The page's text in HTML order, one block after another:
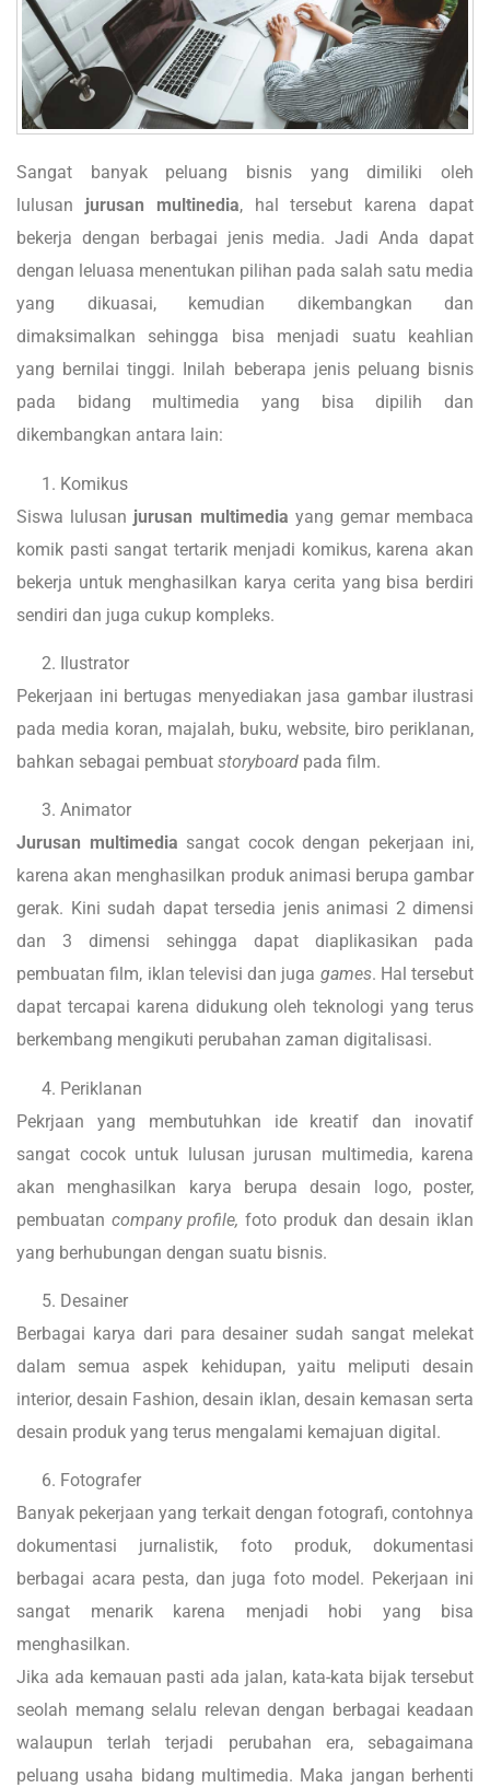
Sangat banyak peluang bisnis yang dimiliki oleh
lulusan jurusan multinedia, hal tersebut karena dapat
bekerja dengan berbagai jenis media. Jadi Anda dapat
dengan leluasa menentukan pilihan pada salah satu media
yang dikuasai, kemudian dikembangkan dan
dimaksimalkan sehingga bisa menjadi suatu keahlian
yang bernilai tinggi. Inilah beberapa jenis peluang bisnis
pada bidang multimedia yang bisa dipilih dan
dikembangkan antara lain:
Komikus
Siswa lulusan jurusan multimedia yang gemar membaca
komik pasti sangat tertarik menjadi komikus, karena akan
bekerja untuk menghasilkan karya cerita yang bisa berdiri
sendiri dan juga cukup kompleks.
Ilustrator
Pekerjaan ini bertugas menyediakan jasa gambar ilustrasi
pada media koran, majalah, buku, website, biro periklanan,
bahkan sebagai pembuat storyboard pada film.
Animator
Jurusan multimedia sangat cocok dengan pekerjaan ini,
karena akan menghasilkan produk animasi berupa gambar
gerak. Kini sudah dapat tersedia jenis animasi 2 dimensi
dan 3 dimensi sehingga dapat diaplikasikan pada
pembuatan film, iklan televisi dan juga games. Hal tersebut
dapat tercapai karena didukung oleh teknologi yang terus
berkembang mengikuti perubahan zaman digitalisasi.
Periklanan
Pekrjaan yang membutuhkan ide kreatif dan inovatif
sangat cocok untuk lulusan jurusan multimedia, karena
akan menghasilkan karya berupa desain logo, poster,
pembuatan company profile, foto produk dan desain iklan
yang berhubungan dengan suatu bisnis.
Desainer
Berbagai karya dari para desainer sudah sangat melekat
dalam semua aspek kehidupan, yaitu meliputi desain
interior, desain Fashion, desain iklan, desain kemasan serta
desain produk yang terus mengalami kemajuan digital.
Fotografer
Banyak pekerjaan yang terkait dengan fotografi, contohnya
dokumentasi jurnalistik, foto produk, dokumentasi
berbagai acara pesta, dan juga foto model. Pekerjaan ini
sangat menarik karena menjadi hobi yang bisa
menghasilkan.
Jika ada kemauan pasti ada jalan, kata-kata bijak tersebut
seolah memang selalu relevan dengan berbagai keadaan
walaupun terlah terjadi perubahan era, sebagaimana
peluang usaha bidang multimedia. Maka jangan berhenti